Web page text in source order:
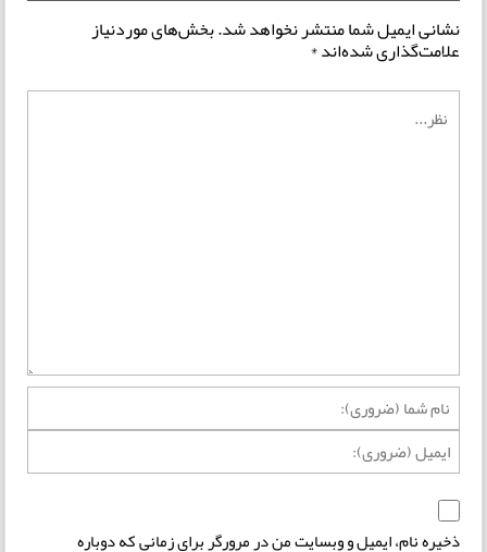
نشانی ایمیل شما منتشر نخواهد شد.بخش‌های موردنیاز
علامت‌گذاری شده‌اند*
ذخیره نام، ایمیل و وبسایت من در مرورگر برای زمانی که دوباره